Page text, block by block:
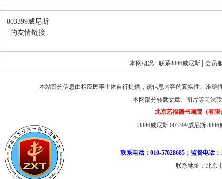
003399威尼斯
的友情链接
本网概况 联系8846威尼斯 会员
本站部分信息由相应民事主体自行提供，该信息内容的真实性、准确
本网部分转载文章、图片等无法
北京艺福德书画院（有
8846威尼斯-003399威尼斯 8846
联系电话：010-57028685；监督电话
联系地址：北京